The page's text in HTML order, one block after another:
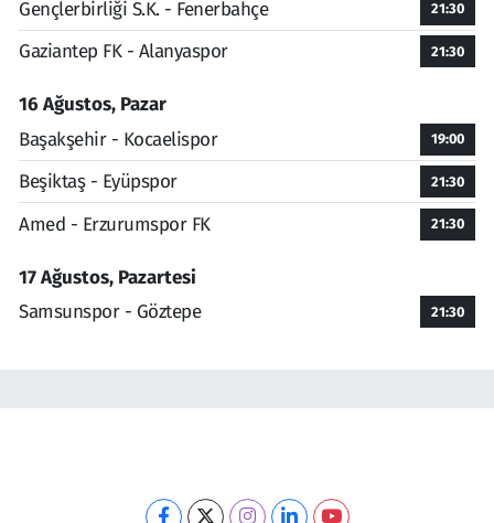
Gençlerbirliği S.K. - Fenerbahçe 21:30
Gaziantep FK - Alanyaspor 21:30
16 Ağustos, Pazar
Başakşehir - Kocaelispor
19:00
Beşiktaş - Eyüpspor 21:30
Amed - Erzurumspor FK 21:30
17 Ağustos, Pazartesi
Samsunspor - Göztepe
21:30